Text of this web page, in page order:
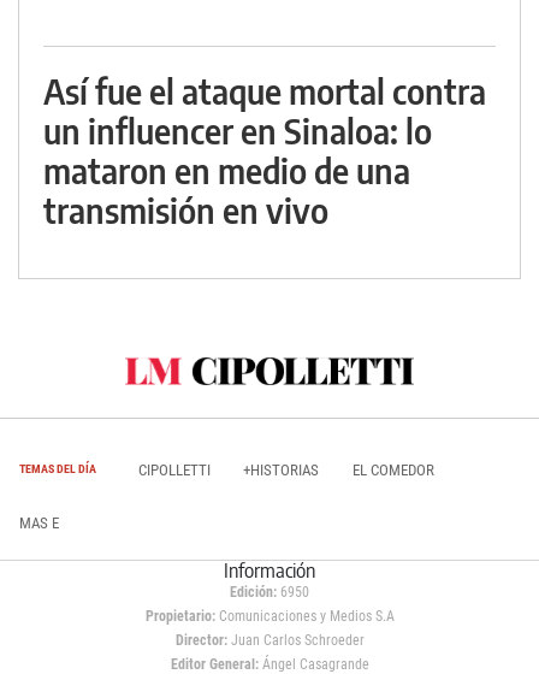
Así fue el ataque mortal contra
un influencer en Sinaloa: lo
mataron en medio de una
transmisión en vivo
TEMAS DEL DÍA CIPOLLETTI +HISTORIAS EL COMEDOR
MAS E
Información
Edición: 6950
Propietario:Comunicaciones y Medios S.A
Director: Juan Carlos Schroeder
Editor General:Ángel Casagrande